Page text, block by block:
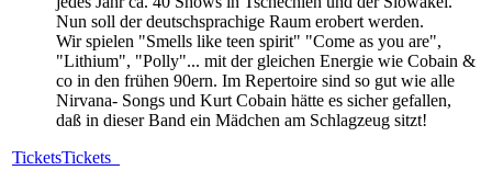
Nun soll der deutschsprachige Raum erobert werden.
Wir spielen "Smells like teen spirit" "Come as you are",
"Lithium", "Polly"... mit der gleichen Energie wie Cobain &
co in den frühen 90ern. Im Repertoire sind so gut wie alle
Nirvana- Songs und Kurt Cobain hätte es sicher gefallen,
daß in dieser Band ein Mädchen am Schlagzeug sitzt!
TicketsTickets